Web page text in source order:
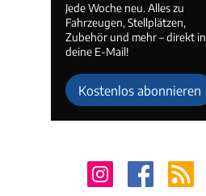
Jede Woche neu. Alles zu
Fahrzeugen, Stellplätzen,
Zubehör und mehr – direkt in
deine E-Mail!
Kostenlos abonnieren